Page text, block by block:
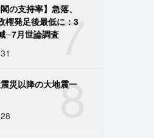
7
の支持率】急落、
権発足後最低に：3
─7月世論調査
8
災以降の大地震一